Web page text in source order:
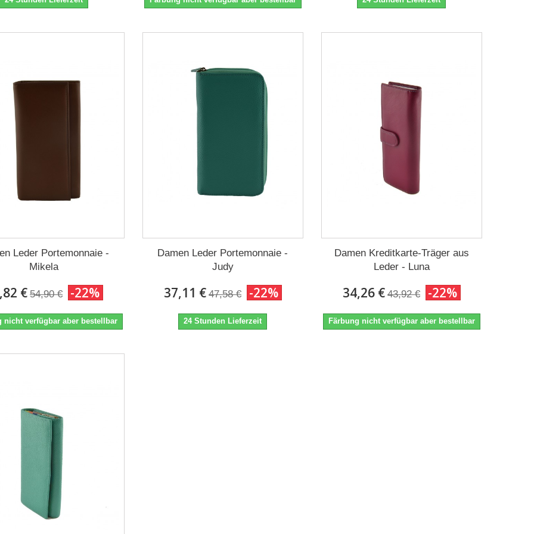
Leder Portemonnaie -
Mikela
€ 54,90 € -22%
nicht verfügbar aber bestellbar
Damen Leder Portemonnaie -
Judy
37,11 € 47,58 € -22%
24 Stunden Lieferzeit
Damen Kreditkarte-Träger aus
Leder - Luna
34,26 € 43,92 € -22%
Färbung nicht verfügbar aber bestellbar